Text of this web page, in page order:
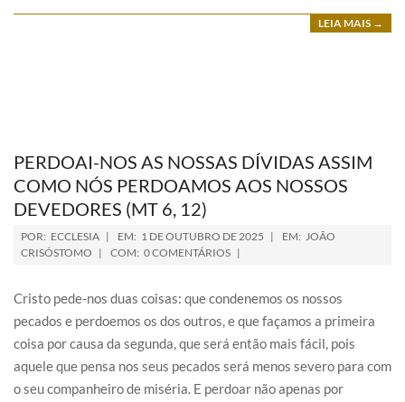
LEIA MAIS →
PERDOAI-NOS AS NOSSAS DÍVIDAS ASSIM
COMO NÓS PERDOAMOS AOS NOSSOS
DEVEDORES (MT 6, 12)
POR: ECCLESIA EM: 1 DE OUTUBRO DE 2025 EM: JOÃO
CRISÓSTOMO
COM: 0 COMENTÁRIOS
Cristo pede-nos duas coisas: que condenemos os nossos
pecados e perdoemos os dos outros, e que façamos a primeira
coisa por causa da segunda, que será então mais fácil, pois
aquele que pensa nos seus pecados será menos severo para com
o seu companheiro de miséria. E perdoar não apenas por